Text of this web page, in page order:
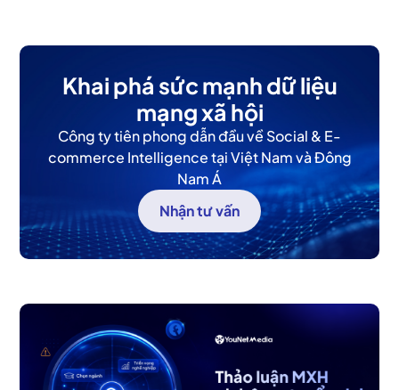
Khai phá sức mạnh dữ liệu
mạng xã hội
Công ty tiên phong dẫn đầu về Social & E-
commerce Intelligence tại Việt Nam và Đông
Nam Á
Nhận tư vấn